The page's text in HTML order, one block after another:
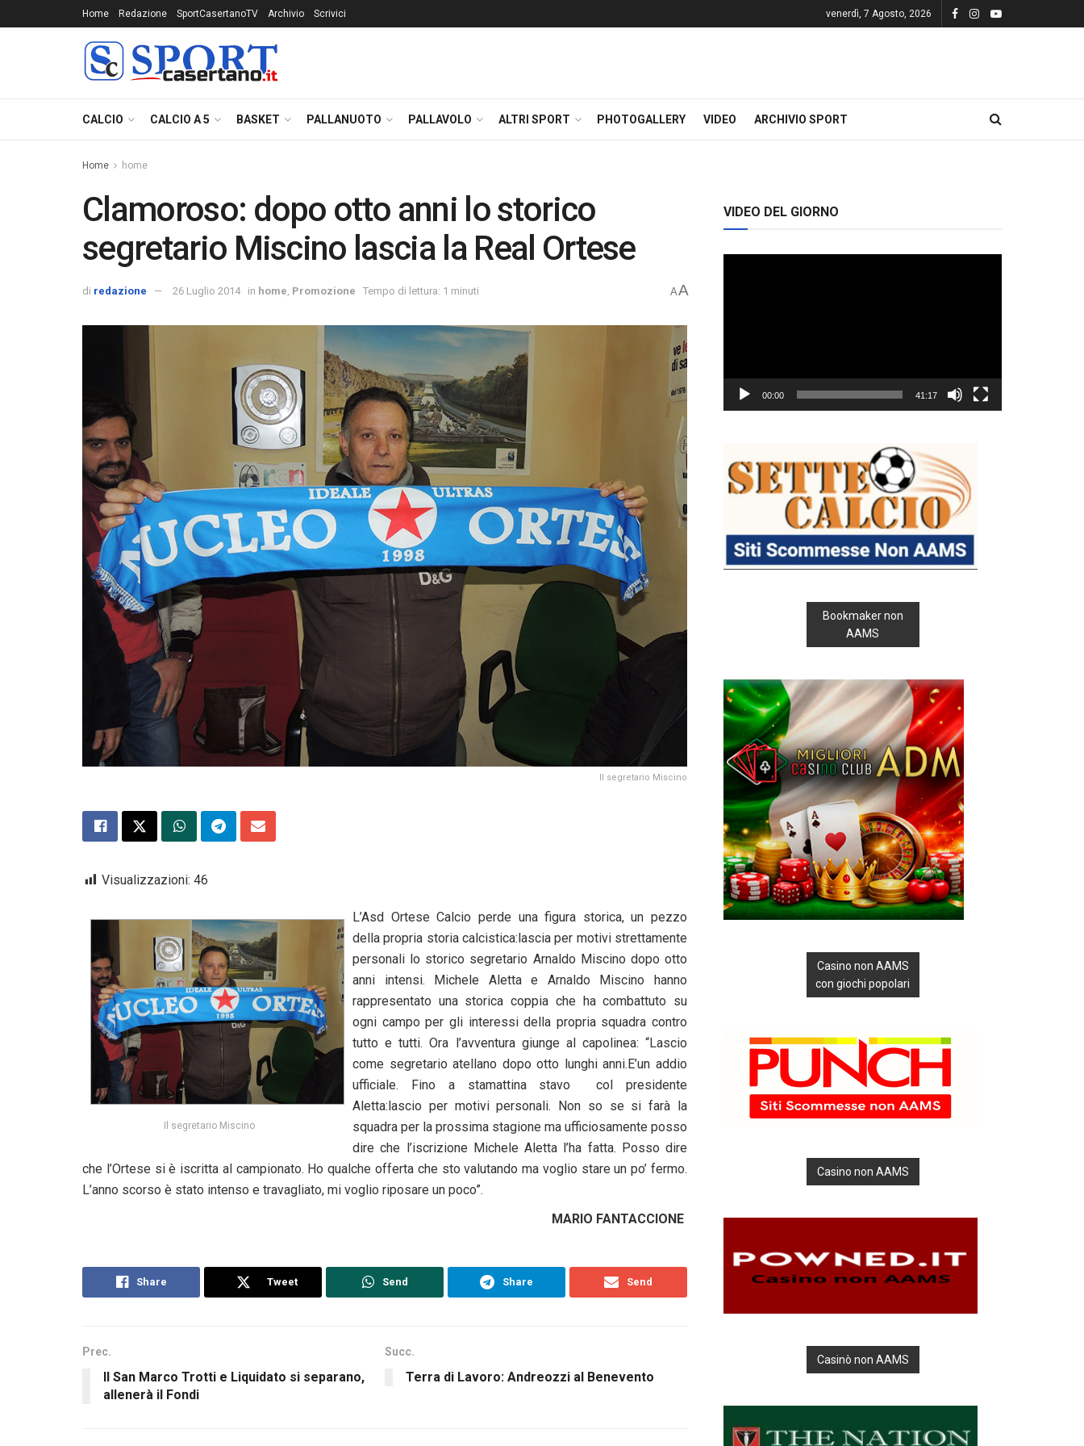
Home Redazione SportCasertanoTV Archivio Scrivici venerdì, 7 Agosto, 2026
CALCIO CALCIO A 5 BASKET PALLANUOTO PALLAVOLO ALTRI SPORT PHOTOGALLERY VIDEO ARCHIVIO SPORT
Home home
Clamoroso: dopo otto anni lo storico
segretario Miscino lascia la Real Ortese
di redazione 26 Luglio 2014 in home Promozione Tempo di lettura: 1 minuti AA
Il segretario Miscino
Visualizzazioni: 46
Il segretario Miscino
L’Asd Ortese Calcio perde una figura storica, un pezzo
della propria storia calcistica:lascia per motivi strettamente
personali lo storico segretario Arnaldo Miscino dopo otto
anni intensi. Michele Aletta e Arnaldo Miscino hanno
rappresentato una storica coppia che ha combattuto su
ogni campo per gli interessi della propria squadra contro
tutto e tutti. Ora l’avventura giunge al capolinea: “Lascio
come segretario atellano dopo otto lunghi anni.E’un addio
ufficiale. Fino a stamattina stavo col presidente
Aletta:lascio per motivi personali. Non so se si farà la
squadra per la prossima stagione ma ufficiosamente posso
dire che l’iscrizione Michele Aletta l’ha fatta. Posso dire
che l’Ortese si è iscritta al campionato. Ho qualche offerta che sto valutando ma voglio stare un po’ fermo.
L’anno scorso è stato intenso e travagliato, mi voglio riposare un poco”.
MARIO FANTACCIONE
Share Tweet Send Share Send
Prec.
Il San Marco Trotti e Liquidato si separano,
allenerà il Fondi
Succ.
Terra di Lavoro: Andreozzi al Benevento
VIDEO DEL GIORNO
00:00 41:17
Bookmaker non
AAMS
Casino non AAMS
con giochi popolari
Casino non AAMS
Casinò non AAMS